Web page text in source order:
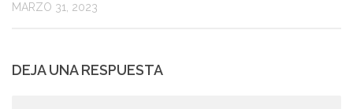
MARZO 31, 2023
DEJA UNA RESPUESTA